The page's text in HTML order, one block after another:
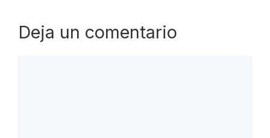
Deja un comentario